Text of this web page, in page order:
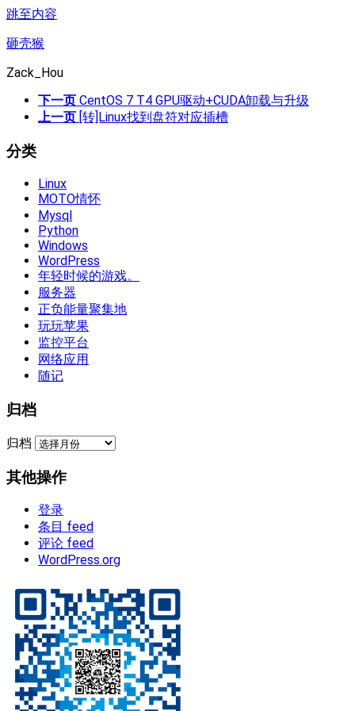
跳至内容
砸壳猴
Zack_Hou
下一页 CentOS 7 T4 GPU驱动+CUDA卸载与升级
上一页 [转]Linux找到盘符对应插槽
分类
Linux
MOTO情怀
Mysql
Python
Windows
WordPress
年轻时候的游戏。
服务器
正负能量聚集地
玩玩苹果
监控平台
网络应用
随记
归档
归档
其他操作
登录
条目 feed
评论 feed
WordPress.org